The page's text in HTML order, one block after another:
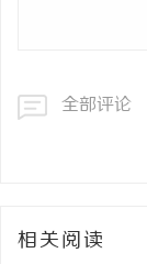
全部评论
相关阅读